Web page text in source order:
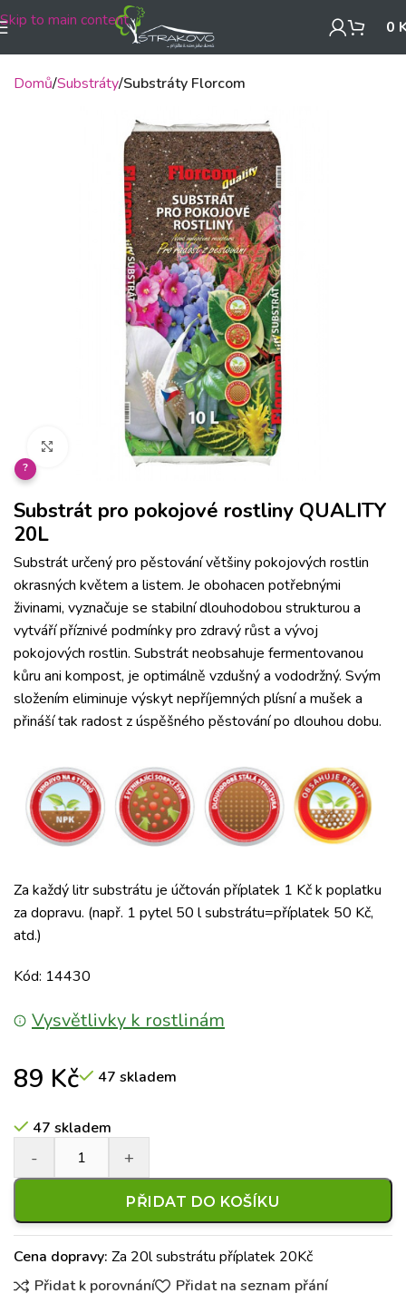
Skip to main content 0
Domů Substráty Substráty Florcom
Klikněte pro zvětšení
?
Substrát pro pokojové rostliny QUALITY
20L
Substrát určený pro pěstování většiny pokojových rostlin
okrasných květem a listem. Je obohacen potřebnými
živinami, vyznačuje se stabilní dlouhodobou strukturou a
vytváří příznivé podmínky pro zdravý růst a vývoj
pokojových rostlin. Substrát neobsahuje fermentovanou
kůru ani kompost, je optimálně vzdušný a vododržný. Svým
složením eliminuje výskyt nepříjemných plísní a mušek a
přináší tak radost z úspěšného pěstování po dlouhou dobu.
Za každý litr substrátu je účtován příplatek 1 Kč k poplatku
za dopravu. (např. 1 pytel 50 l substrátu=příplatek 50 Kč,
atd.)
Kód: 14430
Vysvětlivky k rostlinám
89 Kč 47 skladem
47 skladem
PŘIDAT DO KOŠÍKU
Cena dopravy: Za 20l substrátu příplatek 20Kč
Přidat k porovnání
Přidat na seznam přání